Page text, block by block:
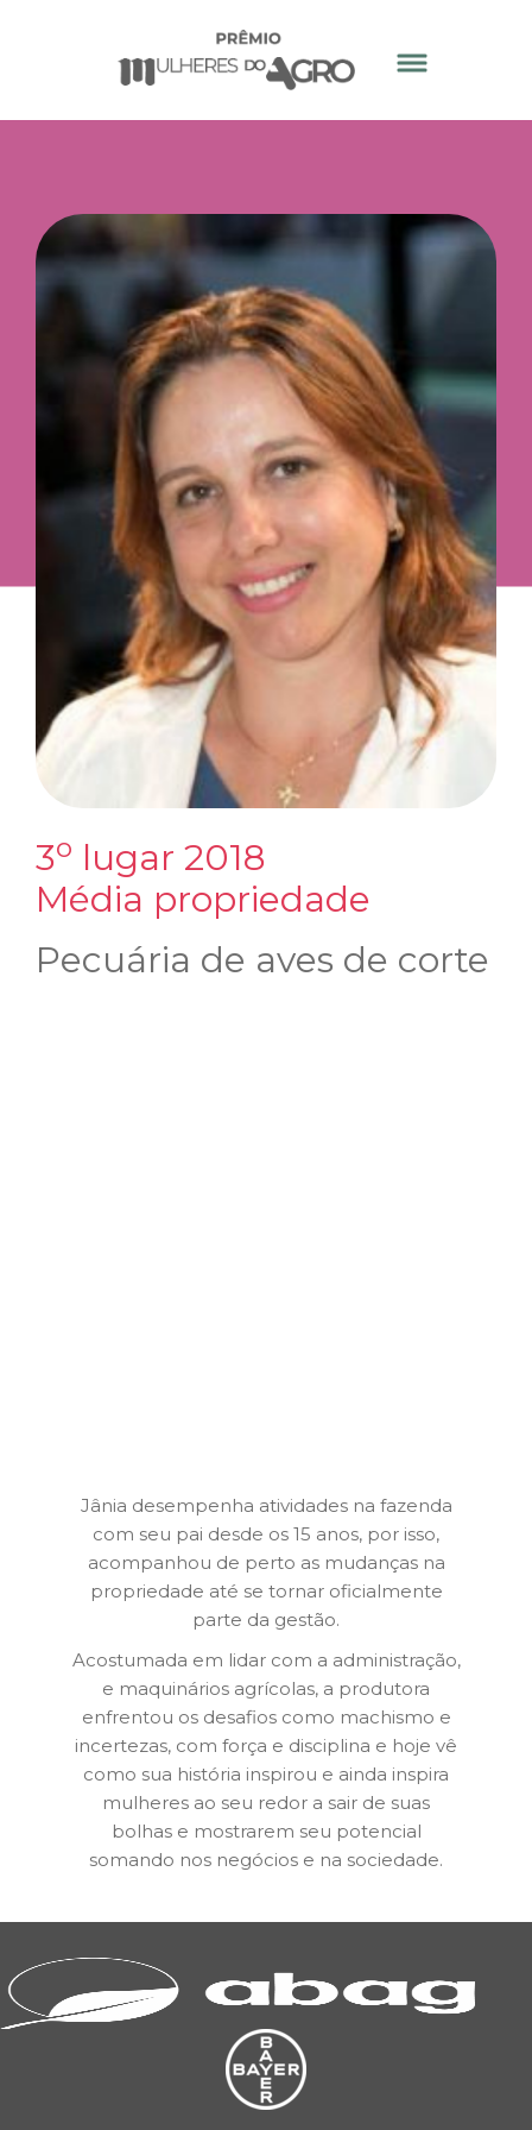
3o lugar 2018
Média propriedade
Pecuária de aves de corte
Jânia desempenha atividades na fazenda
com seu pai desde os 15 anos, por isso,
acompanhou de perto as mudanças na
propriedade até se tornar oficialmente
parte da gestão.
Acostumada em lidar com a administração,
e maquinários agrícolas, a produtora
enfrentou os desafios como machismo e
incertezas, com força e disciplina e hoje vê
como sua história inspirou e ainda inspira
mulheres ao seu redor a sair de suas
bolhas e mostrarem seu potencial
somando nos negócios e na sociedade.